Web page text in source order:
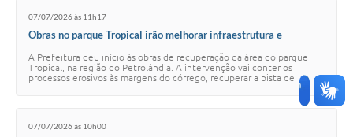
07/07/2026 às 11h17
Obras no parque Tropical irão melhorar infraestrutura e
A Prefeitura deu início às obras de recuperação da área do parque
Tropical, na região do Petrolândia. A intervenção vai conter os
processos erosivos às margens do córrego, recuperar a pista de
07/07/2026 às 10h00